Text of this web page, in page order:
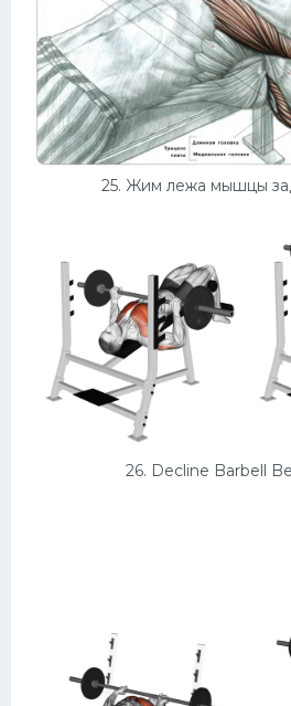
25. Жим лежа мышцы
26. Decline Barbell